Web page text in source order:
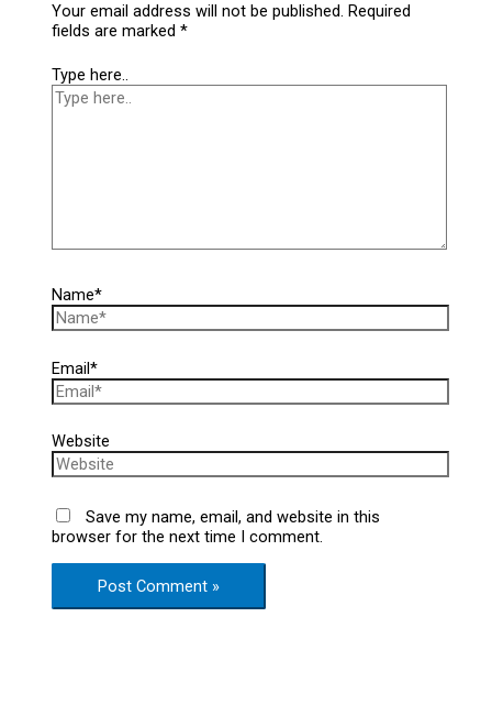
Your email address will not be published. Required
fields are marked*
Type here..
Name*
Email*
Website
Save my name, email, and website in this
browser for the next time I comment.